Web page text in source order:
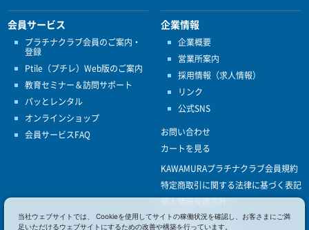
会員サービス
プラチナクラブ会員のご案内・
登録
Ptile（プチレ）Web版のご案内
教育セミナー＆訪問サポート
パッとレンタル
オンラインショップ
会員サービスFAQ
企業情報
企業概要
営業所案内
採用情報（求人情報）
リンク
公式SNS
お問い合わせ
カートを見る
KAWAMURAプラチナクラブ会員規約
特定商取引に関する法律に基づく表記
個人情報保護方針
ISO9001
当社ウェブサイトでは、 Cookieを使用してサイトの稼働状況を確認し、お客さまにご満
足いただけるウェブサイトにするための改善や構築を行っています。